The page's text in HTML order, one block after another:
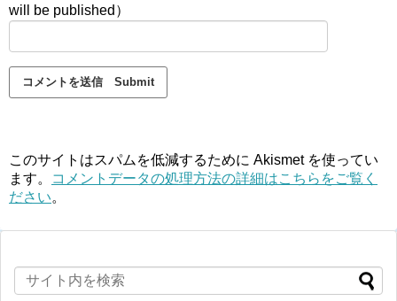
will be published）
このサイトはスパムを低減するために Akismet を使ってい
ます。
コメントデータの処理方法の詳細はこちらをご覧く
ださい。